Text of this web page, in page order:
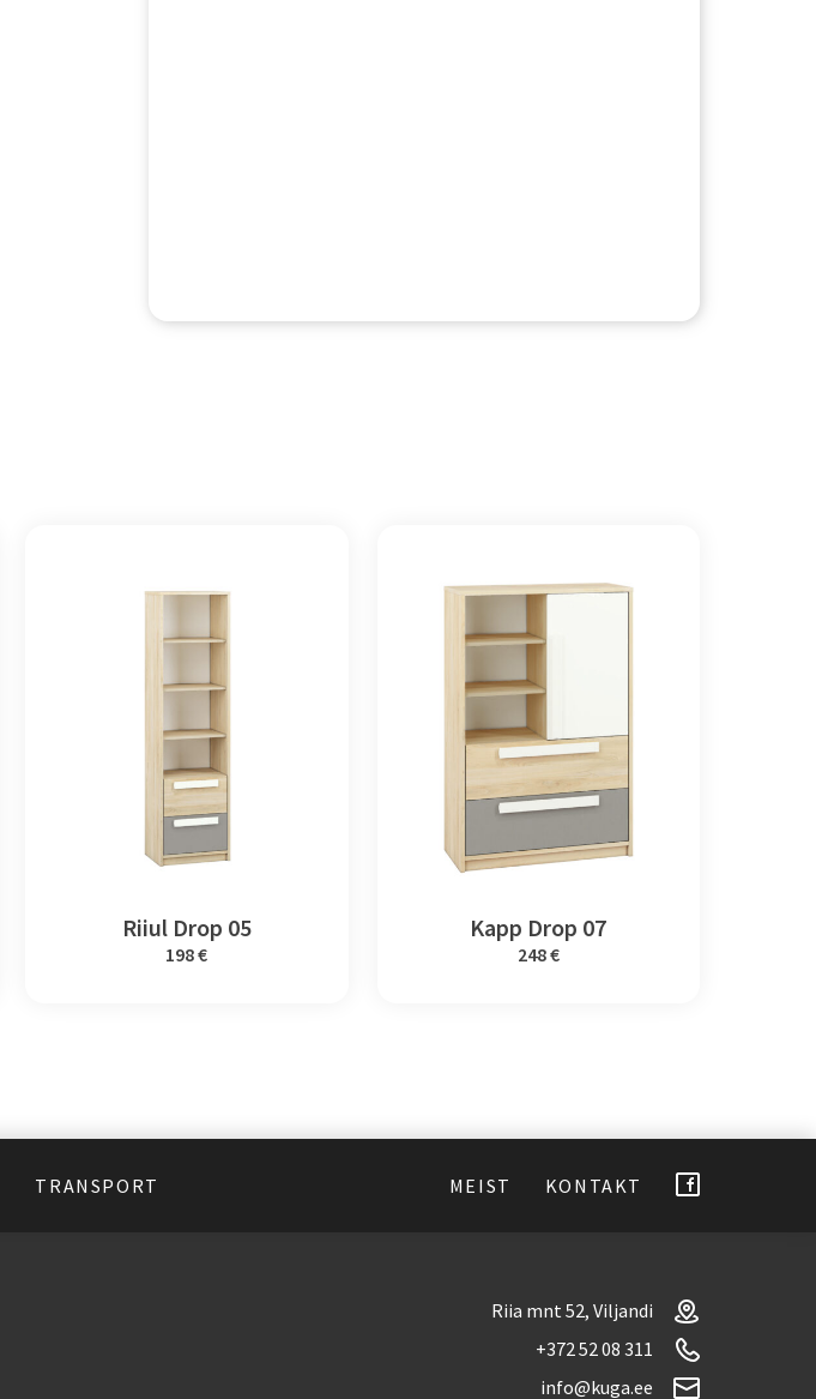
Riiul Drop 05
198 €
Kapp Drop 07
248 €
TRANSPORT MEIST KONTAKT
Riia mnt 52, Viljandi
+372 52 08 311
info@kuga.ee